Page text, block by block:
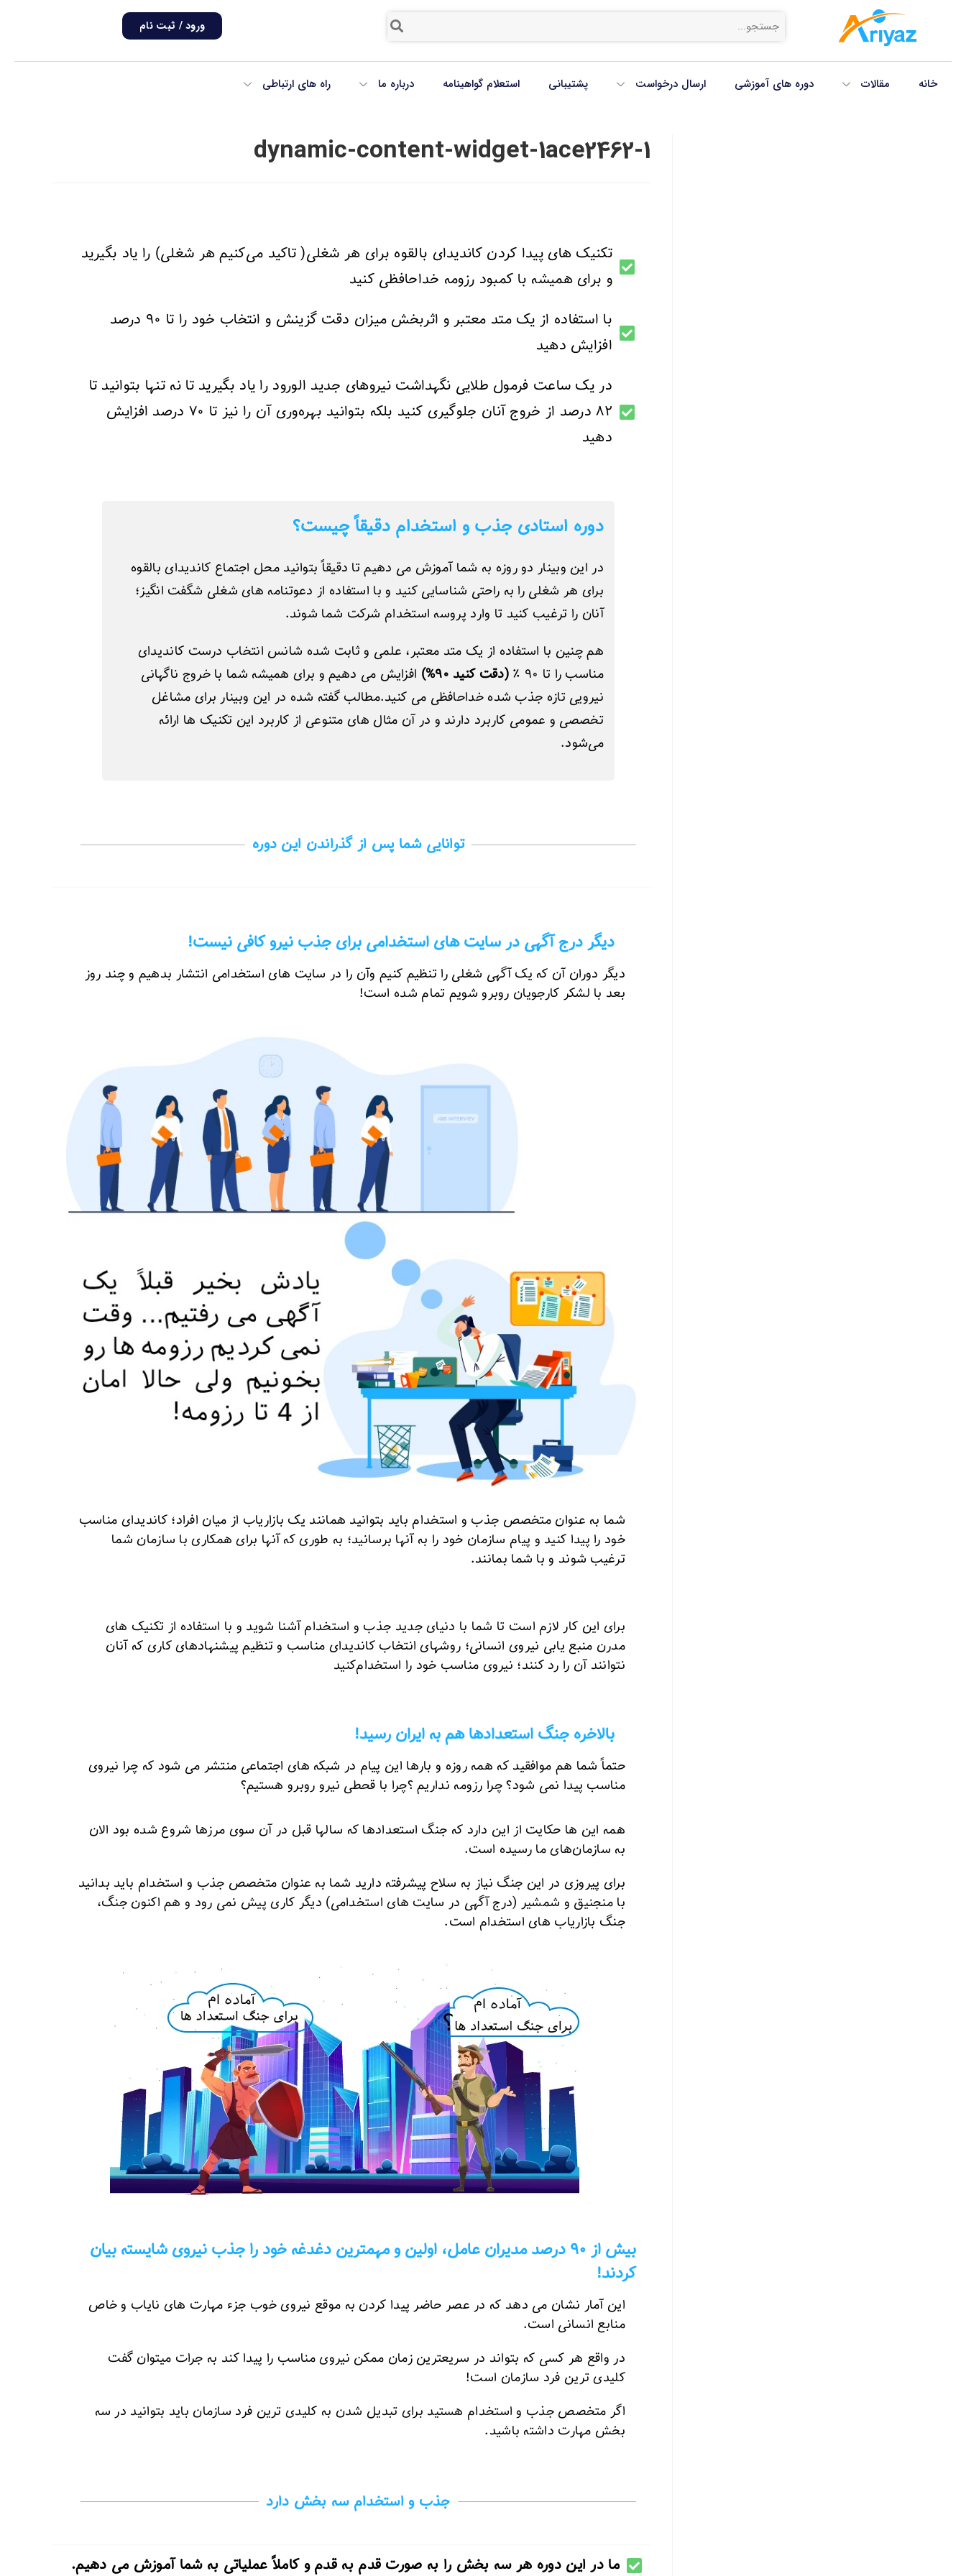
ورود / ثبت نام
خانه مقالات دوره های آموزشی ارسال درخواست پشتیبانی استعلام گواهینامه درباره ما راه های ارتباطی
dynamic-content-widget-1ace2462-1
تکنیک های پیدا کردن کاندیدای بالقوه برای هر شغلی( تاکید می‌کنیم هر شغلی) را یاد بگیرید
و برای همیشه با کمبود رزومه خداحافظی کنید
با استفاده از یک متد معتبر و اثربخش میزان دقت گزینش و انتخاب خود را تا ۹۰ درصد
افزایش دهید
در یک ساعت فرمول طلایی نگهداشت نیروهای جدید الورود را یاد بگیرید تا نه تنها بتوانید تا
۸۲ درصد از خروج آنان جلوگیری کنید بلکه بتوانید بهره‌وری آن را نیز تا ۷۰ درصد افزایش
دهید
دوره استادی جذب و استخدام دقیقاً چیست؟
در این وبینار دو روزه به شما آموزش می دهیم تا دقیقاً بتوانید محل اجتماع کاندیدای بالقوه
برای هر شغلی را به راحتی شناسایی کنید و با استفاده از دعوتنامه های شغلی شگفت انگیز؛
آنان را ترغیب کنید تا وارد پروسه استخدام‌ شرکت شما شوند.
هم چنین با استفاده از یک متد معتبر، علمی و ثابت شده شانس انتخاب درست کاندیدای
مناسب را تا ۹۰ ٪
(دقت کنید ۹۰%)
افزایش می‌ دهیم و برای همیشه شما با خروج ناگهانی
نیرویی تازه جذب شده خداحافظی می کنید.مطالب گفته شده در این وبینار برای مشاغل
تخصصی و عمومی کاربرد دارند و در آن مثال های متنوعی از کاربرد این تکنیک‌ ها ارائه
می‌شود.
توانایی شما پس از گذراندن این دوره
دیگر درج آگهی در سایت های استخدامی برای جذب نیرو کافی نیست!
دیگر دوران آن که یک آگهی شغلی را تنظیم کنیم وآن را در سایت های استخدامی انتشار بدهیم و چند روز
بعد با لشکر کارجویان روبرو شویم تمام شده است!
شما به عنوان متخصص جذب و استخدام باید بتوانید همانند یک بازاریاب از میان افراد؛ کاندیدای مناسب
خود را پیدا کنید و پیام سازمان خود را به آنها برسانید؛ به طوری که آنها برای همکاری با سازمان شما
ترغیب شوند و با شما بمانند.
برای این کار لازم است تا شما با دنیای جدید جذب و استخدام آشنا شوید و با استفاده از تکنیک های
مدرن منبع یابی نیروی انسانی؛ روشهای انتخاب کاندیدای مناسب و تنظیم پیشنهادهای کاری که آنان
نتوانند آن را رد کنند؛ نیروی مناسب خود را استخدام‌کنید
بالاخره جنگ استعدادها هم به ایران رسید!
حتماً شما هم موافقید که همه روزه‌ و بارها این پیام در شبکه های اجتماعی منتشر می شود که چرا نیروی
مناسب پیدا نمی شود؟ چرا رزومه نداریم ؟چرا با قحطی نیرو روبرو هستیم؟
همه این ها حکایت از این دارد که جنگ استعدادها که سالها قبل در آن سوی مرزها شروع شده بود الان
به سازمان‌های ما رسیده است.
برای پیروزی در این جنگ نیاز به سلاح پیشرفته دارید شما به عنوان متخصص جذب و استخدام باید بدانید
با منجنیق و شمشیر (درج آگهی در سایت های استخدامی) دیگر کاری پیش نمی رود و هم اکنون جنگ،
جنگ بازاریاب های استخدام است.
بیش از ۹۰ درصد مدیران عامل، اولین و مهمترین دغدغه خود را جذب نیروی شایسته بیان
کردند!
این آمار نشان می دهد که در عصر حاضر پیدا کردن به موقع نیروی خوب جزء مهارت های نایاب و خاص
منابع انسانی است.
در واقع هر کسی که بتواند در سریعترین زمان ممکن نیروی مناسب را پیدا کند به جرات میتوان گفت
کلیدی ترین فرد سازمان است!
اگر متخصص جذب و استخدام هستید برای تبدیل شدن به کلیدی ترین فرد سازمان باید بتوانید در سه
بخش مهارت داشته باشید.
جذب و استخدام سه بخش دارد
ما در این دوره هر سه بخش را به صورت قدم به قدم و کاملاً عملیاتی به شما آموزش می دهیم.